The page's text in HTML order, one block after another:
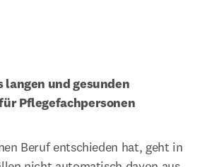
langen und gesunden
Pflegefachpersonen
Beruf entschieden hat, geht in